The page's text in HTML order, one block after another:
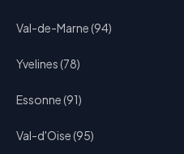
Val-de-Marne (94)
Yvelines (78)
Essonne (91)
Val-d'Oise (95)